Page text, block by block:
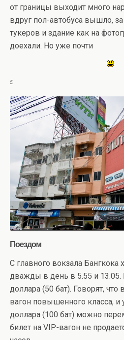
от границы выходит много
вдруг пол-автобуса вышло,
тукеров и здание как на
доехали. Но уже почти
5.
Поездом
С главного вокзала Бангкока
дважды в день в 5.55 и 13.05.
доллара (50 бат). Говорят, что
вагон повышенного класса, и
доллара (100 бат) можно
билет на VIP-вагон не